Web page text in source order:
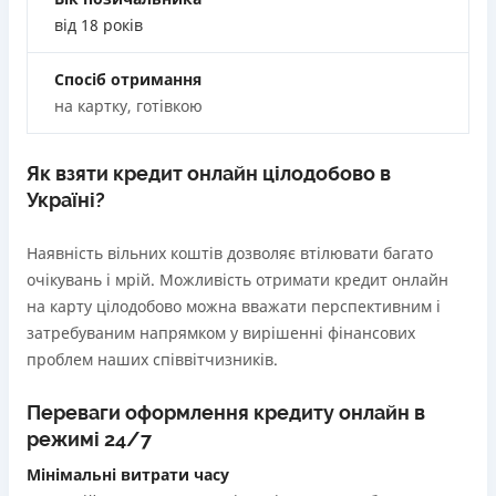
Вся інформація про кредит
ОТРИМАТИ ПОЗИКУ
застави та поручителів;
Процес повністю автоматизований і займає до 5
Видача коштів відбувається цілодобово по всій
території України;
Недоліки
Нема програми лояльності для постійних клієнтів
Немає цілодобової підтримки
Telegram, Facebook
Погашення
Оплата на розрахунковий рахунок
Через термінали Приватбанку
Через термінали самообслуговування
Ліцензія НБУ
від 18 років
Спосіб отримання
на картку, готівкою
Як взяти кредит онлайн цілодобово в
Україні?
Наявність вільних коштів дозволяє втілювати багато
очікувань і мрій. Можливість отримати кредит онлайн
на карту цілодобово можна вважати перспективним і
затребуваним напрямком у вирішенні фінансових
проблем наших співвітчизників.
Переваги оформлення кредиту онлайн в
режимі 24/7
Мінімальні витрати часу